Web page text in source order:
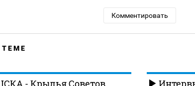
Комментировать
- Крылья Советов.